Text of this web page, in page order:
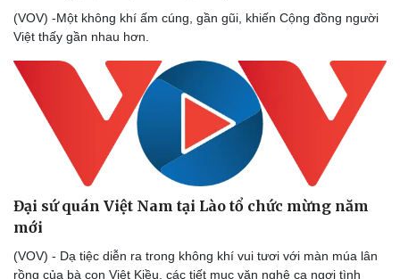
Cải chính
(VOV) -Một không khí ấm cúng, gần gũi, khiến Cộng đồng người
Việt thấy gần nhau hơn.
Đại sứ quán Việt Nam tại Lào tổ chức mừng năm
mới
(VOV) - Dạ tiệc diễn ra trong không khí vui tươi với màn múa lân
rồng của bà con Việt Kiều, các tiết mục văn nghệ ca ngợi tình